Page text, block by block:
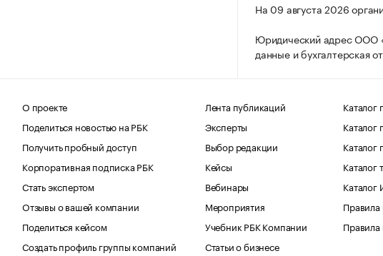
На 09 августа 2026
Юридический адрес ООО
данные и бухгалтерская
О проекте
Поделиться новостью на РБК
Получить пробный доступ
Корпоративная подписка РБК
Стать экспертом
Отзывы о вашей компании
Поделиться кейсом
Создать профиль группы компаний
Лента публикаций
Эксперты
Выбор редакции
Кейсы
Вебинары
Мероприятия
Учебник РБК Компании
Статьи о бизнесе
Каталог
Каталог
Каталог
Каталог
Правила
Правила